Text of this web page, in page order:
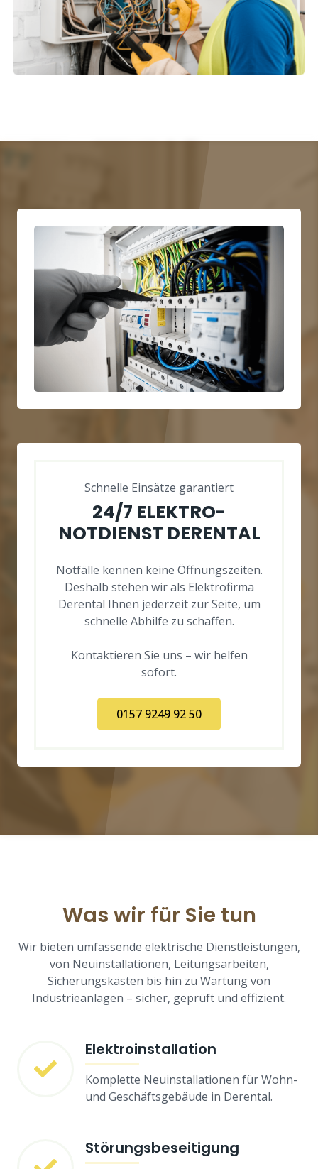
Schnelle Einsätze garantiert
24/7 ELEKTRO-
NOTDIENST DERENTAL
Notfälle kennen keine Öffnungszeiten.
Deshalb stehen wir als Elektrofirma
Derental Ihnen jederzeit zur Seite, um
schnelle Abhilfe zu schaffen.
Kontaktieren Sie uns – wir helfen
sofort.
0157 9249 92 50
Was wir für Sie tun
Wir bieten umfassende elektrische Dienstleistungen,
von Neuinstallationen, Leitungsarbeiten,
Sicherungskästen bis hin zu Wartung von
Industrieanlagen – sicher, geprüft und effizient.
Elektroinstallation
Komplette Neuinstallationen für Wohn-
und Geschäftsgebäude in Derental.
Störungsbeseitigung